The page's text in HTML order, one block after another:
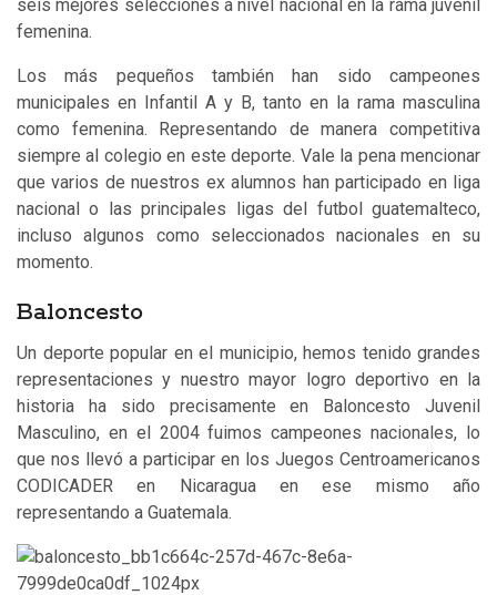
seis mejores selecciones a nivel nacional en la rama juvenil
femenina.
Los más pequeños también han sido campeones
municipales en Infantil A y B, tanto en la rama masculina
como femenina. Representando de manera competitiva
siempre al colegio en este deporte. Vale la pena mencionar
que varios de nuestros ex alumnos han participado en liga
nacional o las principales ligas del futbol guatemalteco,
incluso algunos como seleccionados nacionales en su
momento.
Baloncesto
Un deporte popular en el municipio, hemos tenido grandes
representaciones y nuestro mayor logro deportivo en la
historia ha sido precisamente en Baloncesto Juvenil
Masculino, en el 2004 fuimos campeones nacionales, lo
que nos llevó a participar en los Juegos Centroamericanos
CODICADER en Nicaragua en ese mismo año
representando a Guatemala.